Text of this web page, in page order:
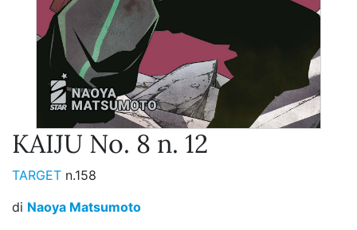
KAIJU No. 8 n. 12
TARGET n.158
di Naoya Matsumoto